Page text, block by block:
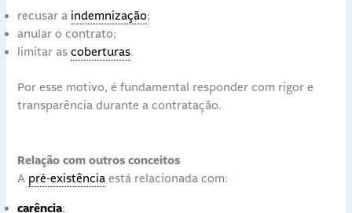
recusar a indemnização;
anular o contrato;
limitar ascoberturas.
Por esse motivo, é fundamental responder com rigor e
transparência durante a contratação.
Relação com outros conceitos
A pré-existência está relacionada com:
carência;